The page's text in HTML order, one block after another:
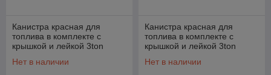
Канистра красная для
топлива в комплекте с
крышкой и лейкой 3ton
Нет в наличии
Канистра красная для
топлива в комплекте с
крышкой и лейкой 3ton
Нет в наличии